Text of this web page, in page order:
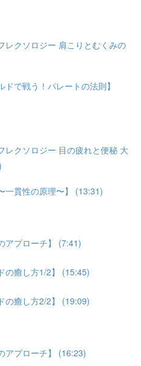
レクソロジー 肩こりとむくみの
ドで戦う！パレートの法則】
レクソロジー 目の疲れと便秘 大
一貫性の原理〜】 (13:31)
アプローチ】 (7:41)
の癒し方1/2】 (15:45)
の癒し方2/2】 (19:09)
アプローチ】 (16:23)